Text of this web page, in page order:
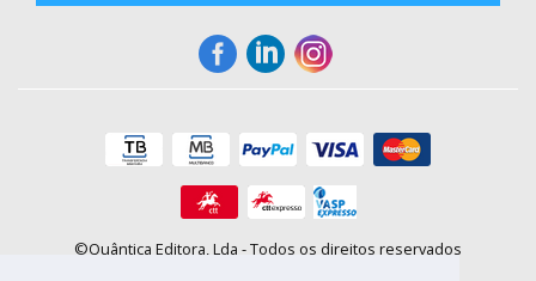
©Quântica Editora, Lda - Todos os direitos reservados